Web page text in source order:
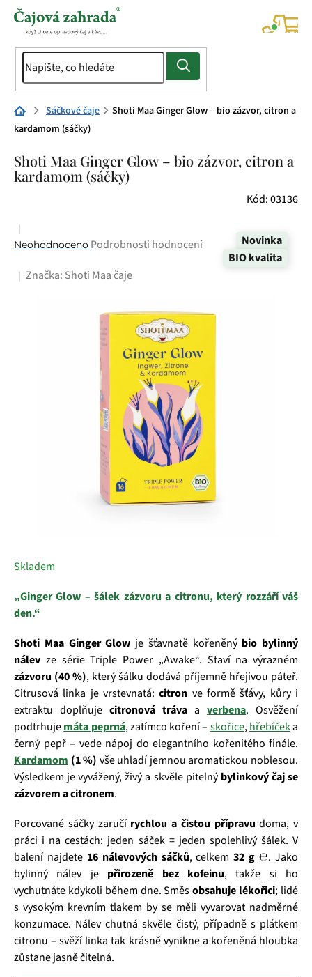
Přejít
Domů Sáčkové čaje
Shoti Maa Ginger Glow – bio zázvor, citron a
kardamom (sáčky)
Shoti Maa Ginger Glow – bio zázvor, citron a
kardamom (sáčky)
Kód:03136
Novinka
BIO kvalita
Průměrné
produktu
Neohodnoceno Podrobnosti hodnocení
Značka: Shoti Maa čaje
Skladem
„Ginger Glow – šálek zázvoru a citronu, který rozzáří váš
den.“
Shoti Maa Ginger Glow je šťavnatě kořeněný bio bylinný
nálev ze série Triple Power „Awake“. Staví na výrazném
zázvoru (40 %), který šálku dodává příjemně hřejivou páteř.
Citrusová linka je vrstevnatá:citron ve formě šťávy, kůry i
extraktu doplňuje citronová tráva a verbena. Osvěžení
podtrhujemáta peprná, zatímco koření – skořice,hřebíčeka
černý pepř – vede nápoj do elegantního kořenitého finále.
Kardamom (1 %) vše uhladí jemnou aromatickou noblesou.
Výsledkem je vyvážený, živý a skvěle pitelnýbylinkový čaj se
zázvorem a citronem.
Porcované sáčky zaručí rychlou a čistou přípravu doma, v
práci i na cestách: jeden sáček = jeden spolehlivý šálek. V
balení najdete 16 nálevových sáčků, celkem32 g ℮. Jako
bylinný nálev je přirozeně bez kofeinu, takže si ho
vychutnáte kdykoli během dne. Směsobsahuje lékořici; lidé
s vysokým krevním tlakem by se měli vyvarovat nadměrné
konzumace. Nálev chutná skvěle čistý, případně s plátkem
citronu – svěží linka tak krásně vynikne a kořeněná hloubka
zůstane jasně čitelná.